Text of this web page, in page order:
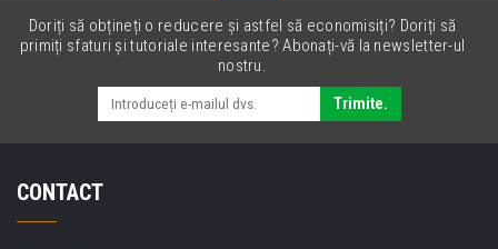
Doriți să obțineți o reducere și astfel să economisiți? Doriți să
primiți sfaturi și tutoriale interesante? Abonați-vă la newsletter-ul
nostru.
Trimite.
CONTACT